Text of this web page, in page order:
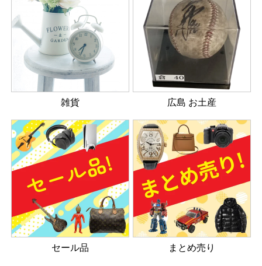
雑貨 広島 お土産
セール品 まとめ売り